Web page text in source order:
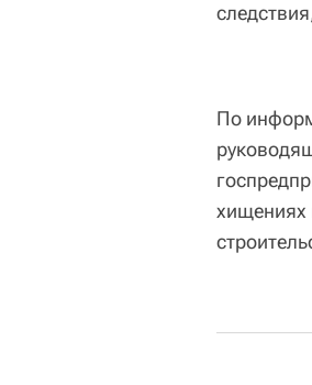
По
хищениях